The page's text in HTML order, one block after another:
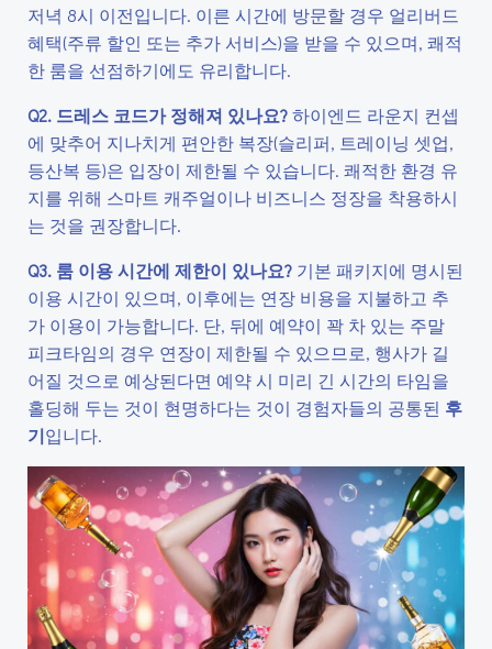
저녁 8시 이전입니다. 이른 시간에 방문할 경우 얼리버드
혜택(주류 할인 또는 추가 서비스)을 받을 수 있으며, 쾌적
한 룸을 선점하기에도 유리합니다.
Q2. 드레스 코드가 정해져 있나요?하이엔드 라운지 컨셉
에 맞추어 지나치게 편안한 복장(슬리퍼, 트레이닝 셋업,
등산복 등)은 입장이 제한될 수 있습니다. 쾌적한 환경 유
지를 위해 스마트 캐주얼이나 비즈니스 정장을 착용하시
는 것을 권장합니다.
Q3. 룸 이용 시간에 제한이 있나요? 기본 패키지에 명시된
이용 시간이 있으며, 이후에는 연장 비용을 지불하고 추
가 이용이 가능합니다. 단, 뒤에 예약이 꽉 차 있는 주말
피크타임의 경우 연장이 제한될 수 있으므로, 행사가 길
어질 것으로 예상된다면 예약 시 미리 긴 시간의 타임을
홀딩해 두는 것이 현명하다는 것이 경험자들의 공통된 후
기입니다.